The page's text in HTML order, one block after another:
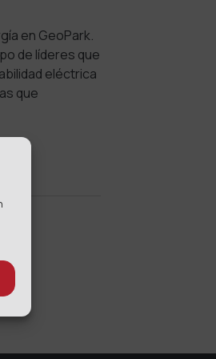
en GeoPark.
de líderes que
eléctrica
que